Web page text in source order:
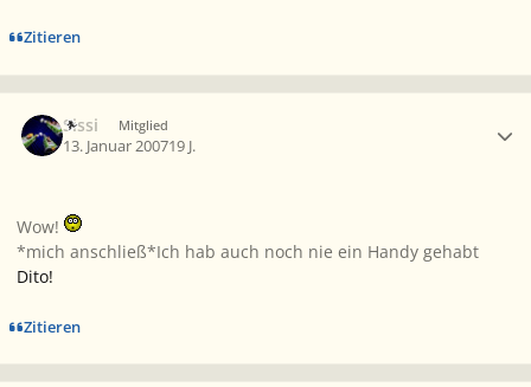
Zitieren
Sissi Mitglied
13. Januar 200719 J.
Wow!
*mich anschließ*Ich hab auch noch nie ein Handy gehabt
Dito!
Zitieren